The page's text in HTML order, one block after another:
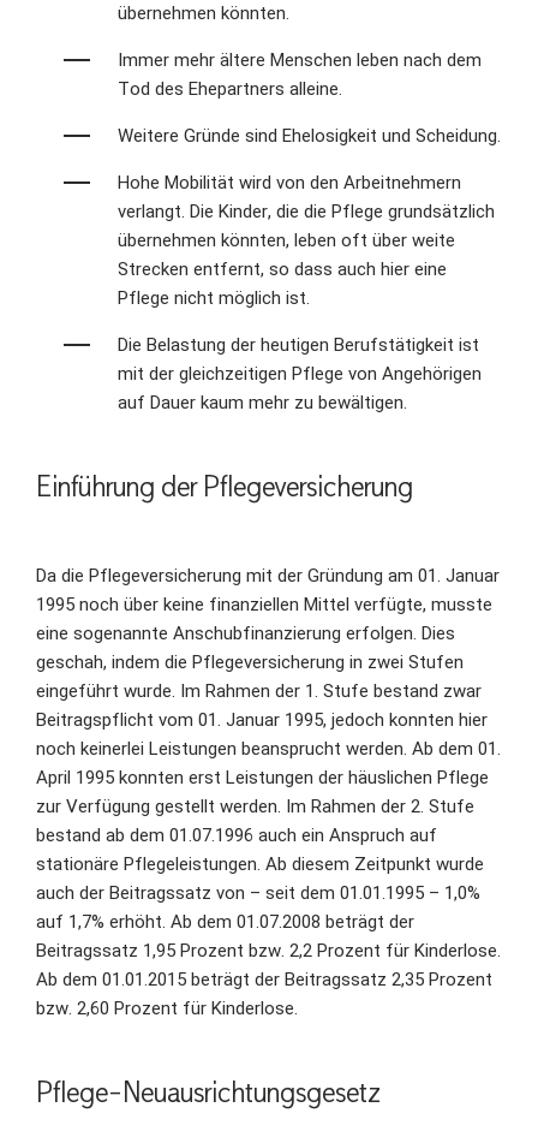
übernehmen könnten.
Immer mehr ältere Menschen leben nach dem
Tod des Ehepartners alleine.
Weitere Gründe sind Ehelosigkeit und Scheidung.
Hohe Mobilität wird von den Arbeitnehmern
verlangt. Die Kinder, die die Pflege grundsätzlich
übernehmen könnten, leben oft über weite
Strecken entfernt, so dass auch hier eine
Pflege nicht möglich ist.
Die Belastung der heutigen Berufstätigkeit ist
mit der gleichzeitigen Pflege von Angehörigen
auf Dauer kaum mehr zu bewältigen.
Einführung der Pflegeversicherung
Da die Pflegeversicherung mit der Gründung am 01. Januar
1995 noch über keine finanziellen Mittel verfügte, musste
eine sogenannte Anschubfinanzierung erfolgen. Dies
geschah, indem die Pflegeversicherung in zwei Stufen
eingeführt wurde. Im Rahmen der 1. Stufe bestand zwar
Beitragspflicht vom 01. Januar 1995, jedoch konnten hier
noch keinerlei Leistungen beansprucht werden. Ab dem 01.
April 1995 konnten erst Leistungen der häuslichen Pflege
zur Verfügung gestellt werden. Im Rahmen der 2. Stufe
bestand ab dem 01.07.1996 auch ein Anspruch auf
stationäre Pflegeleistungen. Ab diesem Zeitpunkt wurde
auch der Beitragssatz von – seit dem 01.01.1995 – 1,0%
auf 1,7% erhöht. Ab dem 01.07.2008 beträgt der
Beitragssatz 1,95 Prozent bzw. 2,2 Prozent für Kinderlose.
Ab dem 01.01.2015 beträgt der Beitragssatz 2,35 Prozent
bzw. 2,60 Prozent für Kinderlose.
Pflege-Neuausrichtungsgesetz